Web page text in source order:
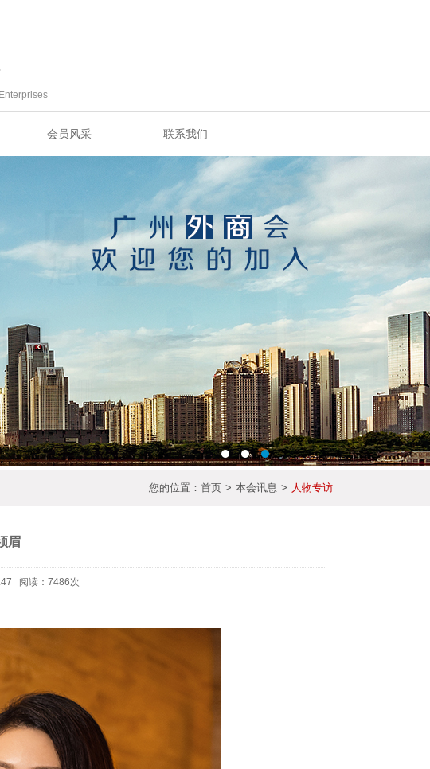
会员风采 联系我们
您的位置： 首页 > 本会讯息 > 人物专访
眉
阅读：7486次